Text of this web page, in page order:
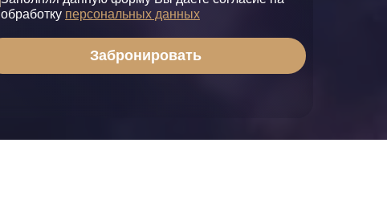
обработку персональных данных
Забронировать